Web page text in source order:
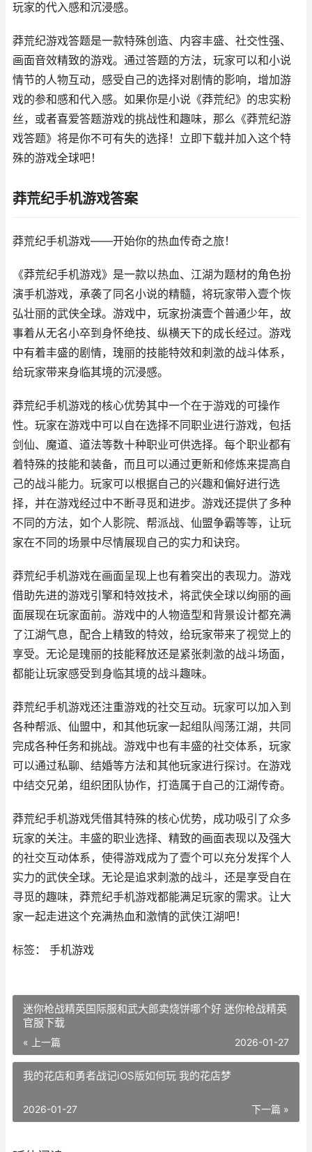
玩家的代入感和沉浸感。
莽荒纪游戏答题是一款特殊创造、内容丰盛、社交性强、
画面音效精致的游戏。通过答题的方法，玩家可以和小说
情节的人物互动，感受自己的选择对剧情的影响，增加游
戏的参和感和代入感。如果你是小说《莽荒纪》的忠实粉
丝，或者喜爱答题游戏的挑战性和趣味，那么《莽荒纪游
戏答题》将是你不可有失的选择！立即下载并加入这个特
殊的游戏全球吧！
莽荒纪手机游戏答案
莽荒纪手机游戏——开始你的热血传奇之旅！
《莽荒纪手机游戏》是一款以热血、江湖为题材的角色扮
演手机游戏，承袭了同名小说的精髓，将玩家带入壹个恢
弘壮丽的武侠全球。游戏中，玩家扮演壹个普通少年，故
事着从无名小卒到身怀绝技、纵横天下的成长经过。游戏
中有着丰盛的剧情，瑰丽的技能特效和刺激的战斗体系，
给玩家带来身临其境的沉浸感。
莽荒纪手机游戏的核心优势其中一个在于游戏的可操作
性。玩家在游戏中可以自在选择不同职业进行游戏，包括
剑仙、魔道、道法等数十种职业可供选择。每个职业都有
着特殊的技能和装备，而且可以通过更新和修炼来提高自
己的战斗能力。玩家可以根据自己的兴趣和偏好进行选
择，并在游戏经过中不断寻觅和进步。游戏还提供了多种
不同的方法，如个人影院、帮派战、仙盟争霸等等，让玩
家在不同的场景中尽情展现自己的实力和诀窍。
莽荒纪手机游戏在画面呈现上也有着突出的表现力。游戏
借助先进的游戏引擎和特效技术，将武侠全球以绚丽的画
面展现在玩家面前。游戏中的人物造型和背景设计都充满
了江湖气息，配合上精致的特效，给玩家带来了视觉上的
享受。无论是瑰丽的技能释放还是紧张刺激的战斗场面，
都能让玩家感受到身临其境的战斗趣味。
莽荒纪手机游戏还注重游戏的社交互动。玩家可以加入到
各种帮派、仙盟中，和其他玩家一起组队闯荡江湖，共同
完成各种任务和挑战。游戏中也有丰盛的社交体系，玩家
可以通过私聊、结婚等方法和其他玩家进行探讨。在游戏
中结交兄弟，组织团队协作，打造属于自己的江湖传奇。
莽荒纪手机游戏凭借其特殊的核心优势，成功吸引了众多
玩家的关注。丰盛的职业选择、精致的画面表现以及强大
的社交互动体系，使得游戏成为了壹个可以充分发挥个人
实力的武侠全球。无论是追求刺激的战斗，还是享受自在
寻觅的趣味，莽荒纪手机游戏都能满足玩家的需求。让大
家一起走进这个充满热血和激情的武侠江湖吧！
标签： 手机游戏
迷你枪战精英国际服和武大郎卖烧饼哪个好 迷你枪战精英
官服下载
« 上一篇 2026-01-27
我的花店和勇者战记iOS版如何玩 我的花店梦
下一篇 »
2026-01-27